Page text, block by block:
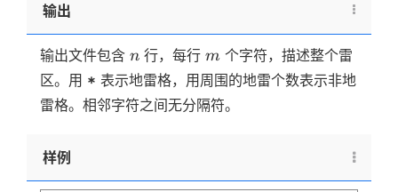
输出
输出文件包含 n
n 行，每行 m
m 个字符，描述整个雷
区。用 \texttt{*}
* 表示地雷格，用周围的地雷个数表示非地
雷格。相邻字符之间无分隔符。
样例